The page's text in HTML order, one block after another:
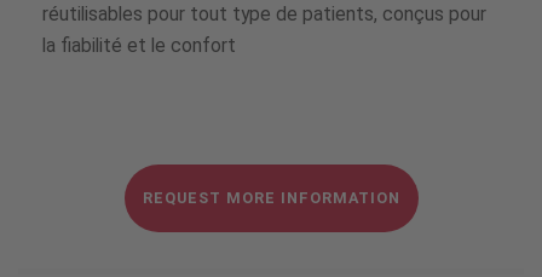
réutilisables pour tout type de patients, conçus pour
la fiabilité et le confort
REQUEST MORE INFORMATION